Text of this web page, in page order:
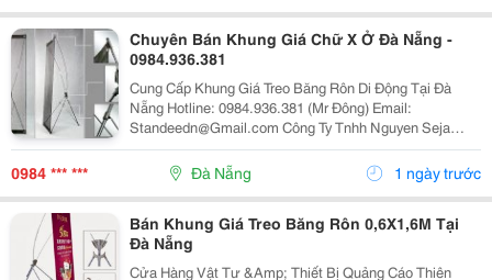
Chuyên Bán Khung Giá Chữ X Ở Đà Nẵng -
0984.936.381
Cung Cấp Khung Giá Treo Băng Rôn Di Động Tại Đà
Nẵng Hotline: 0984.936.381 (Mr Đông) Email:
Standeedn@Gmail.com Công Ty Tnhh Nguyen Seja
Chuyên Nhập Khẩu, Sản Xuất Và Cung Cấp Thiết Bị,
Vật Tư, Phụ Kiện, Vật Phẩm, Quà Tặng Quảng Cáo Nh
0984 *** *** Đà Nẵng 1 ngày trước
Bán Khung Giá Treo Băng Rôn 0,6X1,6M Tại
Đà Nẵng
Cửa Hàng Vật Tư &Amp; Thiết Bị Quảng Cáo Thiên